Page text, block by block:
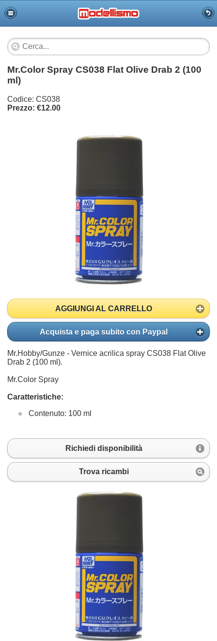
Mr.Color Spray CS038 Flat Olive Drab 2 (100
ml)
Codice: CS038
Prezzo: €12.00
AGGIUNGI AL CARRELLO
Acquista e paga subito con Paypal
Mr.Hobby/Gunze - Vernice acrilica spray CS038 Flat Olive
Drab 2 (100 ml).
Mr.Color Spray
Caratteristiche:
Contenuto: 100 ml
Richiedi disponibilità
Trova ricambi